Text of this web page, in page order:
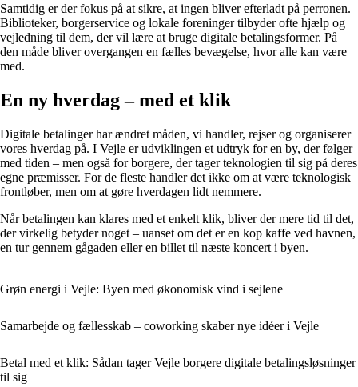
Samtidig er der fokus på at sikre, at ingen bliver efterladt på perronen.
Biblioteker, borgerservice og lokale foreninger tilbyder ofte hjælp og
vejledning til dem, der vil lære at bruge digitale betalingsformer. På
den måde bliver overgangen en fælles bevægelse, hvor alle kan være
med.
En ny hverdag – med et klik
Digitale betalinger har ændret måden, vi handler, rejser og organiserer
vores hverdag på. I Vejle er udviklingen et udtryk for en by, der følger
med tiden – men også for borgere, der tager teknologien til sig på deres
egne præmisser. For de fleste handler det ikke om at være teknologisk
frontløber, men om at gøre hverdagen lidt nemmere.
Når betalingen kan klares med et enkelt klik, bliver der mere tid til det,
der virkelig betyder noget – uanset om det er en kop kaffe ved havnen,
en tur gennem gågaden eller en billet til næste koncert i byen.
Grøn energi i Vejle: Byen med økonomisk vind i sejlene
Samarbejde og fællesskab – coworking skaber nye idéer i Vejle
Betal med et klik: Sådan tager Vejle borgere digitale betalingsløsninger
til sig